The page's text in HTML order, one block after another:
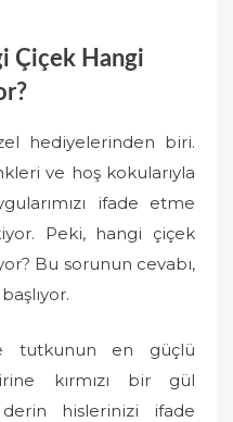
Çiçek Hangi
hediyelerinden biri.
ve hoş kokularıyla
ifade etme
Peki, hangi çiçek
Bu sorunun cevabı,
tutkunun en güçlü
kırmızı bir gül
hislerinizi ifade